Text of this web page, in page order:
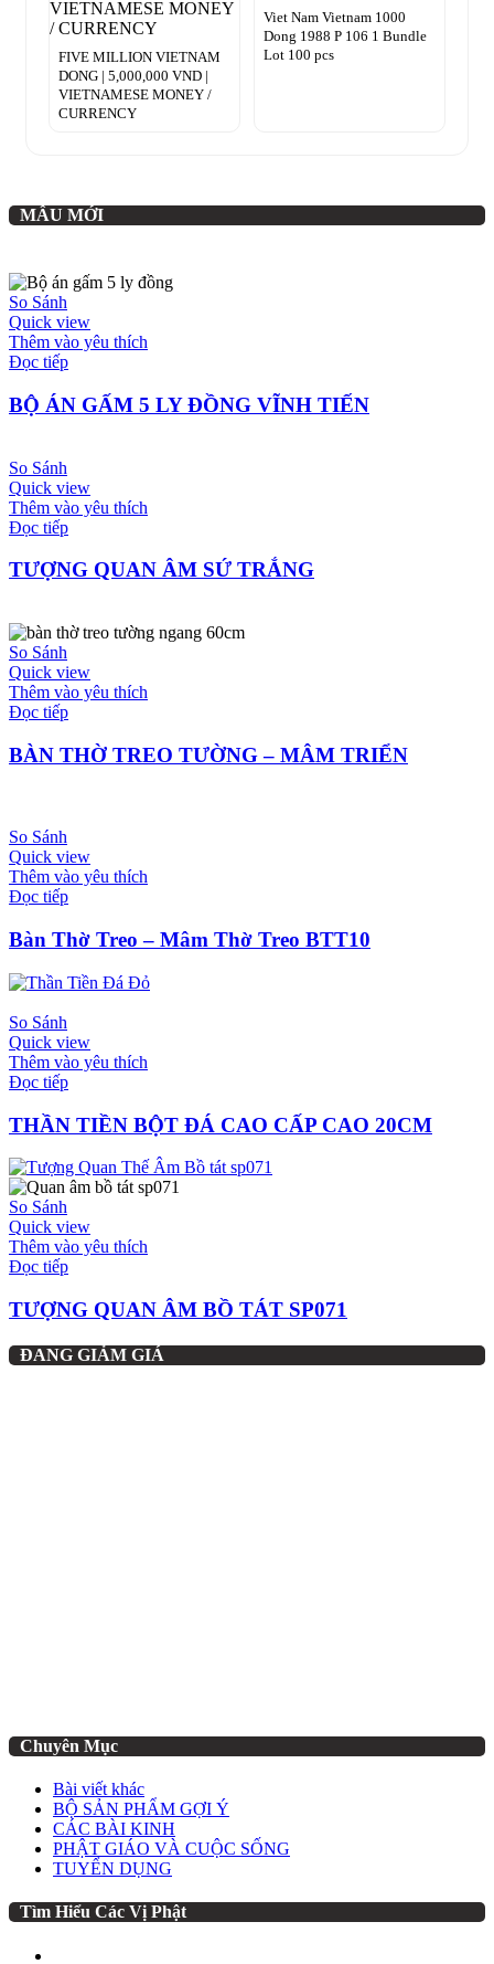
FIVE MILLION VIETNAM
DONG | 5,000,000 VND |
VIETNAMESE MONEY /
CURRENCY
Viet Nam Vietnam 1000
Dong 1988 P 106 1 Bundle
Lot 100 pcs
MẪU MỚI
So Sánh
Quick view
Thêm vào yêu thích
Đọc tiếp
BỘ ÁN GẤM 5 LY ĐỒNG VĨNH TIẾN
So Sánh
Quick view
Thêm vào yêu thích
Đọc tiếp
TƯỢNG QUAN ÂM SỨ TRẮNG
So Sánh
Quick view
Thêm vào yêu thích
Đọc tiếp
BÀN THỜ TREO TƯỜNG – MÂM TRIỂN
So Sánh
Quick view
Thêm vào yêu thích
Đọc tiếp
Bàn Thờ Treo – Mâm Thờ Treo BTT10
So Sánh
Quick view
Thêm vào yêu thích
Đọc tiếp
THẦN TIỀN BỘT ĐÁ CAO CẤP CAO 20CM
So Sánh
Quick view
Thêm vào yêu thích
Đọc tiếp
TƯỢNG QUAN ÂM BỒ TÁT SP071
ĐANG GIẢM GIÁ
Chuyên Mục
Bài viết khác
BỘ SẢN PHẨM GỢI Ý
CÁC BÀI KINH
PHẬT GIÁO VÀ CUỘC SỐNG
TUYỂN DỤNG
Tìm Hiểu Các Vị Phật